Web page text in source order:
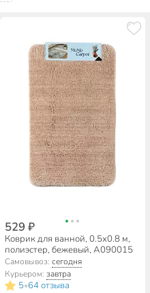
529 ₽
Коврик для ванной, 0.5х0.8 м,
полиэстер, бежевый, A090015
Самовывоз: сегодня
Курьером: завтра
5•64 отзыва